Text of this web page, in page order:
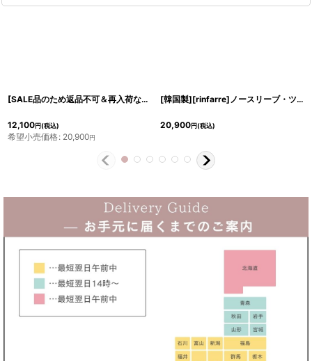
[SALE品のため返品不可＆再入荷なしの現品限り][韓国製][rinfarre]サテン・無地・シンプルデザイン・ノースリーブ・胸元ドレープ・タイト・ミディアム・ひざ下・ワンピース・ドレス[山崎みどり・黒木麗奈着用]mygr
12,100円(税込)
希望小売価格: 20,900円
[韓国製][rinfarre]ノースリーブ・ツイード・ボタン付き・フリンジ・ストレッチ・タイト・ミディアムドレス・ワンピース[黒木麗奈着用][送料無料]
20,900円(税込)